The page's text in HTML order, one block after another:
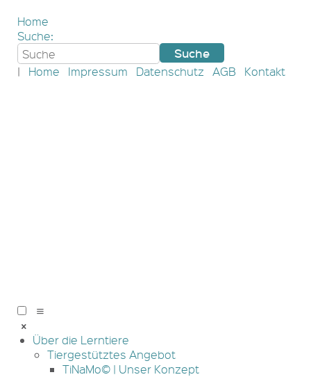
Home
Suche:
| Home Impressum Datenschutz AGB Kontakt
Über die Lerntiere
Tiergestütztes Angebot
TiNaMo© | Unser Konzept